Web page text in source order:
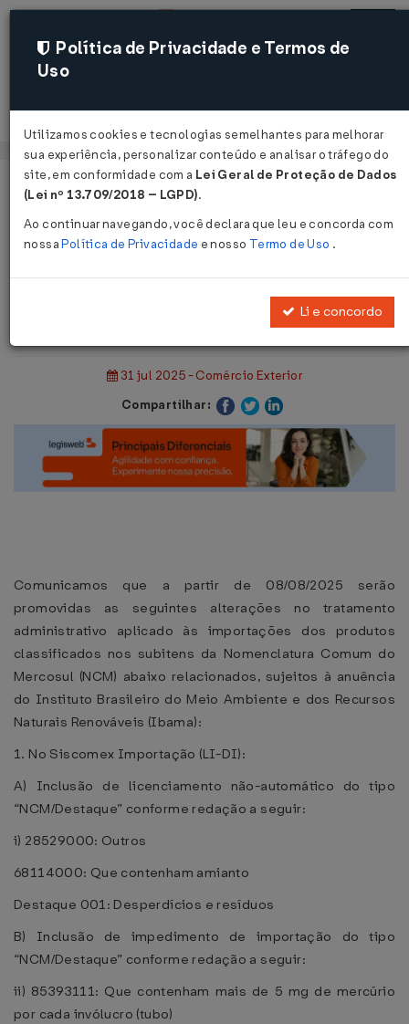
Acessar
Página Inicial
Notícias
Alteração de Tratamento
Administrativo – Ibama
31 jul 2025 - Comércio Exterior
Compartilhar:
Comunicamos que a partir de 08/08/2025 serão
promovidas as seguintes alterações no tratamento
administrativo aplicado às importações dos produtos
classificados nos subitens da Nomenclatura Comum do
Mercosul (NCM) abaixo relacionados, sujeitos à anuência
do Instituto Brasileiro do Meio Ambiente e dos Recursos
Naturais Renováveis (Ibama):
1. No Siscomex Importação (LI-DI):
A) Inclusão de licenciamento não-automático do tipo
“NCM/Destaque” conforme redação a seguir:
i) 28529000: Outros
68114000: Que contenham amianto
Destaque 001: Desperdícios e resíduos
B) Inclusão de impedimento de importação do tipo
“NCM/Destaque” conforme redação a seguir:
ii) 85393111: Que contenham mais de 5 mg de mercúrio
por cada invólucro (tubo)
Política de Privacidade e Termos de
Uso
Utilizamos cookies e tecnologias semelhantes para melhorar
sua experiência, personalizar conteúdo e analisar o tráfego do
site, em conformidade com a Lei Geral de Proteção de Dados
(Lei nº 13.709/2018 – LGPD).
Ao continuar navegando, você declara que leu e concorda com
nossaPolítica de Privacidade e nosso Termo de Uso .
Li e concordo